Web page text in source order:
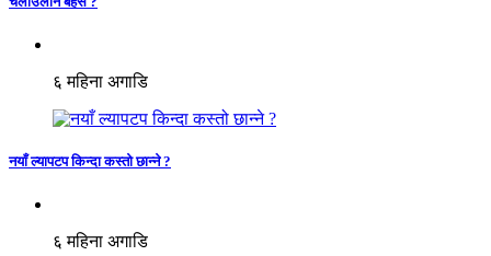
६ महिना अगाडि
नयाँ ल्यापटप किन्दा कस्तो छान्ने ?
६ महिना अगाडि